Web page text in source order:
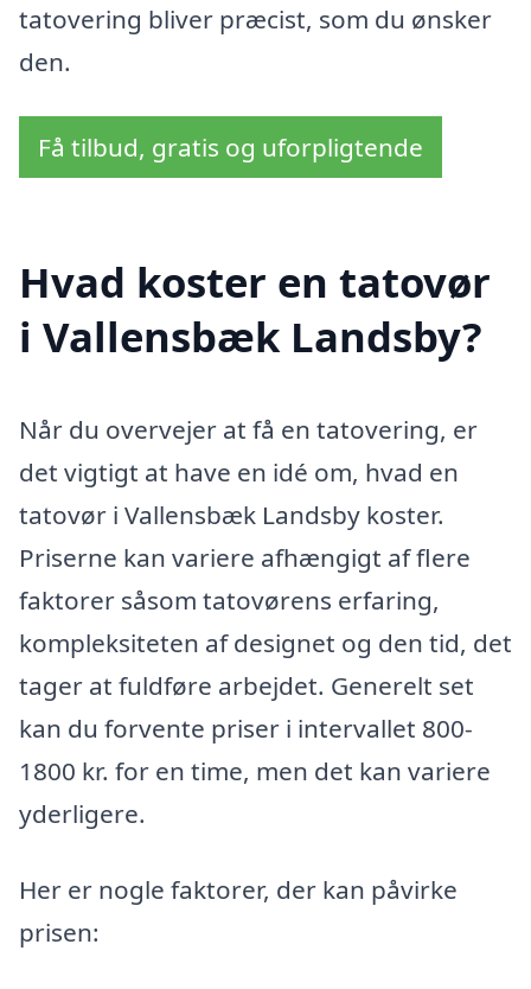
tatovering bliver præcist, som du ønsker
den.
Få tilbud, gratis og uforpligtende
Hvad koster en tatovør
i Vallensbæk Landsby?
Når du overvejer at få en tatovering, er
det vigtigt at have en idé om, hvad en
tatovør i Vallensbæk Landsby koster.
Priserne kan variere afhængigt af flere
faktorer såsom tatovørens erfaring,
kompleksiteten af designet og den tid, det
tager at fuldføre arbejdet. Generelt set
kan du forvente priser i intervallet 800-
1800 kr. for en time, men det kan variere
yderligere.
Her er nogle faktorer, der kan påvirke
prisen: